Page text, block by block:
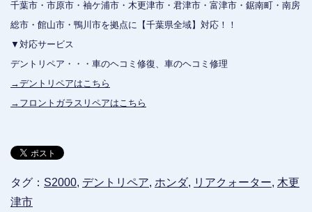
千葉市・市原市・袖ケ浦市・木更津市・君津市・富津市・鋸南町・南房
総市・館山市・鴨川市を拠点に【千葉県全域】対応！！
▼対応サービス
デントリペア・・・車のヘコミ修復、車のヘコミ修理
→デントリペアはこちら
→フロントガラスリペアはこちら
タグ： S2000, デントリペア, ホンダ, リアクォーター, 木更
津市